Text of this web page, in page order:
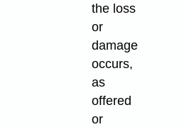
the loss
or
damage
occurs,
as
offered
or